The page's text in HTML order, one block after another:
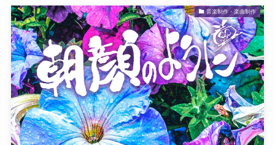
音楽制作・楽曲制作